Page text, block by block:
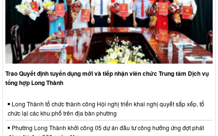
Trao Quyết định tuyển dụng mới và tiếp nhận viên chức Trung tâm Dịch vụ
tổng hợp Long Thành
Long Thành tổ chức thành công Hội nghị triển khai nghị quyết sắp xếp, tổ
chức lại các khu phố trên địa bàn phường
động thi đua 500 ngày đêm
Tổ chức xem trực tiếp Lễ công bố Nghị quyết của Quốc hội về thành lập
thành phố Đồng Nai